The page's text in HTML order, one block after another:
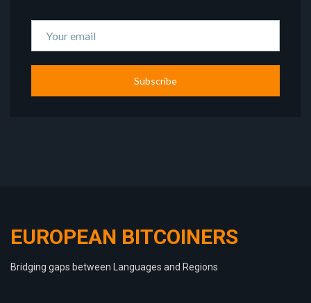
Subscribe
EUROPEAN BITCOINERS
Bridging gaps between Languages and Regions